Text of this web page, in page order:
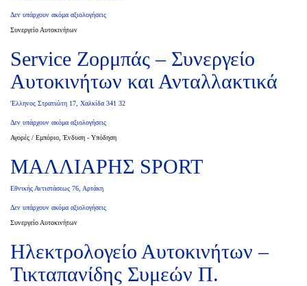
Δεν υπάρχουν ακόμα αξιολογήσεις
Συνεργείο Αυτοκινήτων
Service Ζορμπάς – Συνεργείο
Αυτοκινήτων και Ανταλλακτικά
'Ελληνος Στρατιώτη 17, Χαλκίδα 341 32
Δεν υπάρχουν ακόμα αξιολογήσεις
Αγορές / Εμπόριο, Ένδυση - Υπόδηση
ΜΑΛΛΙΑΡΗΣ SPORT
Εθνικής Αντιστάσεως 76, Αρτάκη
Δεν υπάρχουν ακόμα αξιολογήσεις
Συνεργείο Αυτοκινήτων
Ηλεκτρολογείο Αυτοκινήτων –
Τικταπανίδης Συμεών Π.